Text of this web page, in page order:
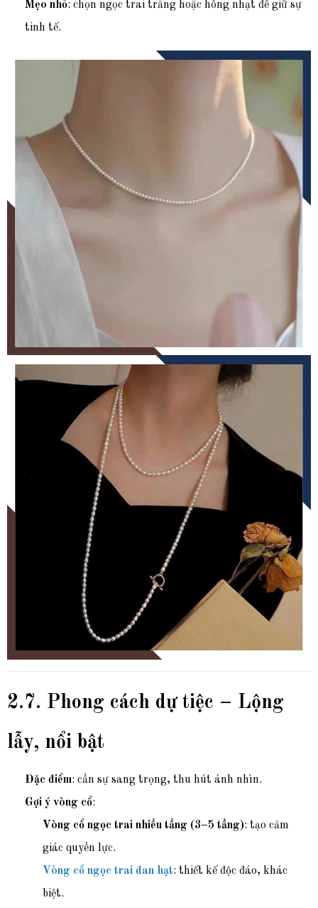
Mẹo nhỏ: chọn ngọc trai trắng hoặc hồng nhạt để giữ sự
tinh tế.
2.7. Phong cách dự tiệc – Lộng
lẫy, nổi bật
Đặc điểm: cần sự sang trọng, thu hút ánh nhìn.
Gợi ý vòng cổ:
Vòng cổ ngọc trai nhiều tầng (3–5 tầng): tạo cảm
giác quyền lực.
Vòng cổ ngọc trai đan hạt: thiết kế độc đáo, khác
biệt.